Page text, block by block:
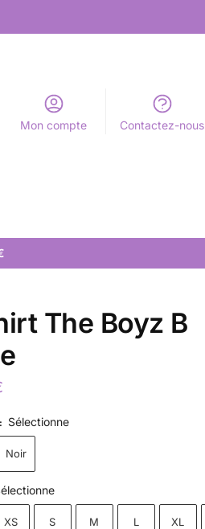
Mon compte Contactez-nous
The Boyz B
: Sélectionne
Noir
XS S M L XL